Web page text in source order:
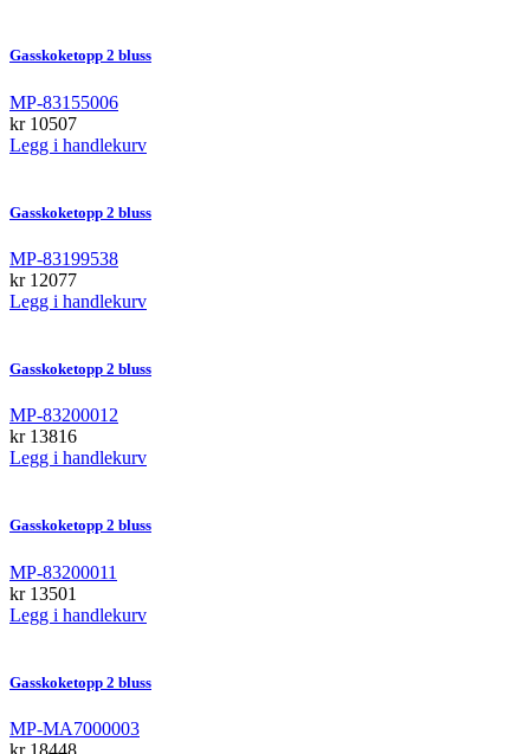
Gasskoketopp 2 bluss
MP-83155006
kr10507
Legg i handlekurv
Gasskoketopp 2 bluss
MP-83199538
kr12077
Legg i handlekurv
Gasskoketopp 2 bluss
MP-83200012
kr13816
Legg i handlekurv
Gasskoketopp 2 bluss
MP-83200011
kr13501
Legg i handlekurv
Gasskoketopp 2 bluss
MP-MA7000003
kr18448